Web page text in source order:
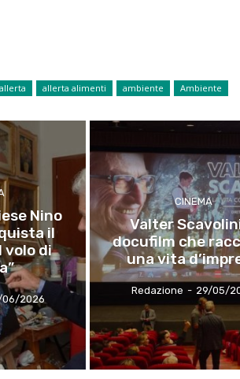
allerta allerta alimenti ambiente Ambiente
Nino
il
volo di
2026
CINEMA
Valter
docufilm che
una vita
Redazione - 29/05/